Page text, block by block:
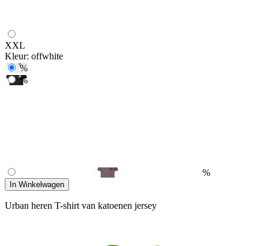
XXL
Kleur: offwhite
%
%
%
In Winkelwagen
Urban heren T-shirt van katoenen jersey